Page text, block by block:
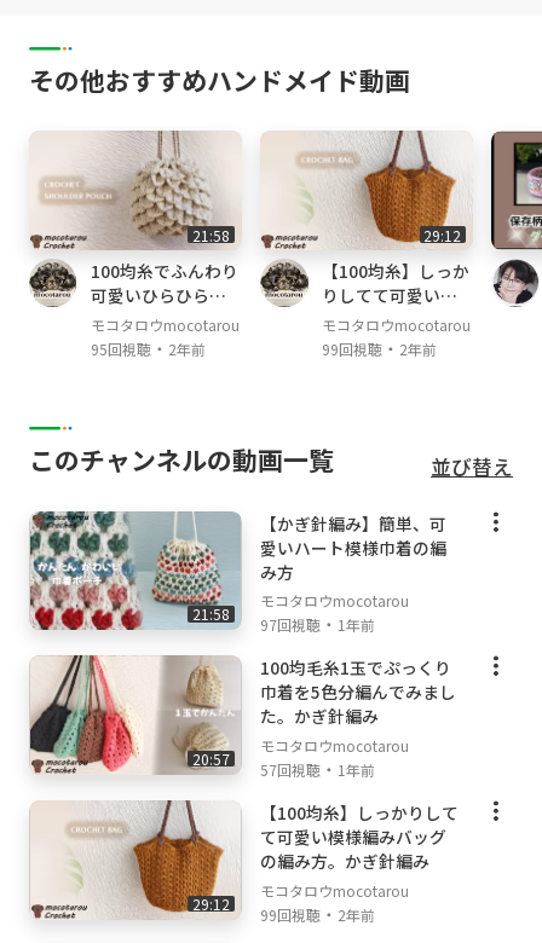
[チャプター]
00:00 毛糸の説明
01:08 編み始め
08:30 色を変えます
15:27 ふちを編みます
18:30 糸始末
20:15 完成しました
[レシピ]
・1段：くさり編み5目して、6目めのくさり編
みの目から。長編み3目、くさり編み、1目飛ば
・2段：くさり編み3、長編み2目（最初の立ち
上がりを1目として数えています）、後は穴の
中に長編み3目、くさり編みの繰り返し。角は
くさり編み3目で作っています。最後は中長編
みで繋げています。
・3段以降：色を交互に変えながら2段めと同じ
様にお好きな大きさまで編んで下さい。
・縁編み。くさり編み1、こま編み1、ぐるっと
こま編み。角のくさりにも1目づつこま編みが
入るようにします。最後は最初こま編み1つし
ているのでこま編み２つで終わります。
[サイズ]
その他おすすめハンドメイド動画
21:58
100均糸でふんわり
可愛いひらひら模
様の巾着ポーチの
編み方。かぎ針編
モコタロウmocotarou
95回視聴・ 2年前
29:12
【100均糸】しっか
りしてて可愛い模
様編みバッグの編
み方。かぎ針編み
モコタロウmocotarou
99回視聴・ 2年前
このチャンネルの動画一覧 並び替え
21:58
【かぎ針編み】簡単、可
愛いハート模様巾着の編
み方
モコタロウmocotarou
97回視聴 ・ 1年前
20:57
100均毛糸1玉でぷっくり
巾着を5色分編んでみまし
た。かぎ針編み
モコタロウmocotarou
57回視聴 ・ 1年前
29:12
【100均糸】しっかりして
て可愛い模様編みバッグ
の編み方。かぎ針編み
モコタロウmocotarou
99回視聴 ・ 2年前